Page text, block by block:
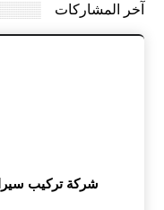
آخر المشاركات